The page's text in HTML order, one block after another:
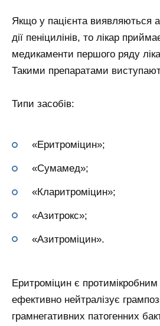
Якщо у пацієнта виявляються
дії пеніцилінів, то лікар
медикаменти першого ряду
Такими препаратами
Типи засобів:
«Еритроміцин»;
«Сумамед»;
«Кларитроміцин»;
«Азитрокс»;
«Азитроміцин».
Еритроміцин є
ефективно нейтралізує
грамнегативних патогенних